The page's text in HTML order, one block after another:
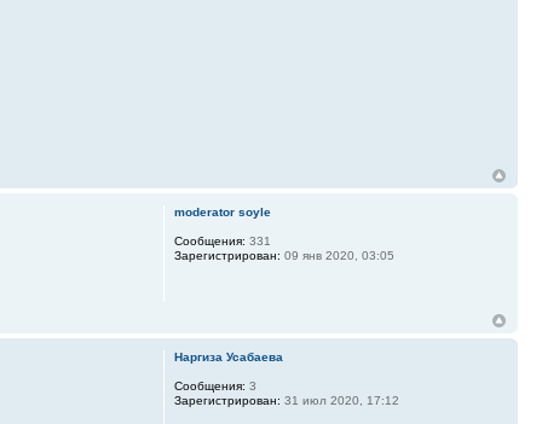
moderator soyle
Сообщения: 331
Зарегистрирован: 09 янв 2020, 03:05
Наргиза Усабаева
Сообщения: 3
Зарегистрирован: 31 июл 2020, 17:12